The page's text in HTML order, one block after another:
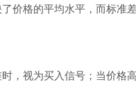
价格的平均水平，而标准
，视为买入信号；当价格